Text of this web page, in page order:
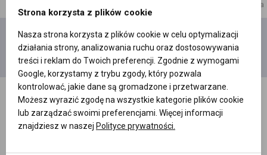
reklama
Dodaj
film
Moje
filmy
Wszystkie
Strona korzysta z plików cookie
Nasza strona korzysta z plików cookie w celu optymalizacji
działania strony, analizowania ruchu oraz dostosowywania
treści i reklam do Twoich preferencji. Zgodnie z wymogami
Google, korzystamy z trybu zgody, który pozwala
kontrolować, jakie dane są gromadzone i przetwarzane.
Możesz wyrazić zgodę na wszystkie kategorie plików cookie
lub zarządzać swoimi preferencjami. Więcej informacji
znajdziesz w naszej Polityce prywatności.